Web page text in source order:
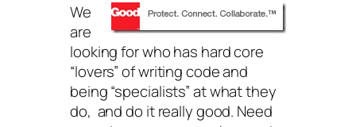
We
are
looking for who has hard core
“lovers” of writing code and
being “specialists” at what they
do, and do it really good. Need